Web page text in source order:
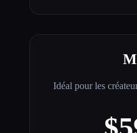
Idéal pour les